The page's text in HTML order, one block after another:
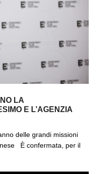
LA
E L’AGENZIA
delle grandi missioni
È confermata, per il